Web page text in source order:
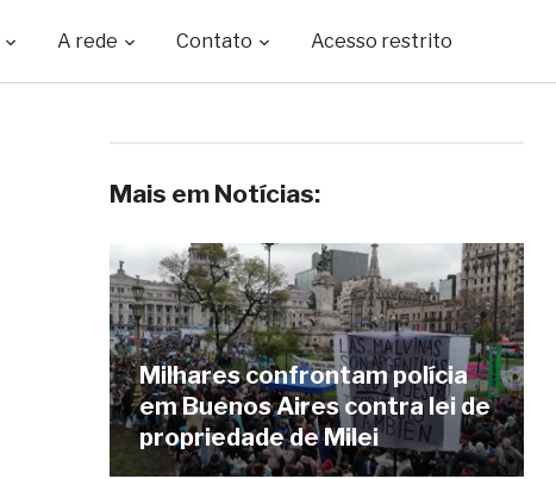
A rede Contato Acesso restrito
Mais em Notícias:
Milhares confrontam polícia
em Buenos Aires contra lei de
propriedade de Milei